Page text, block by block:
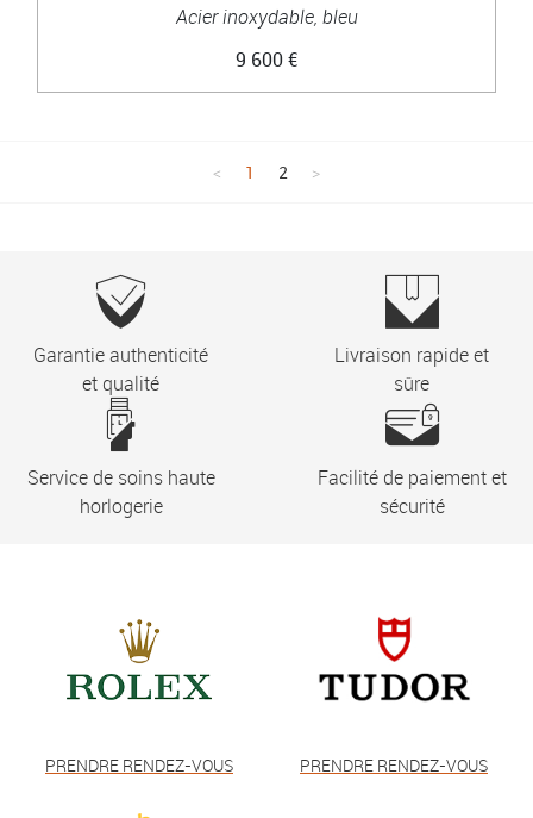
Acier inoxydable, bleu
9 600 €
1 2
Garantie authenticité
et qualité
Livraison rapide et
sûre
Service de soins haute
horlogerie
Facilité de paiement et
sécurité
PRENDRE RENDEZ-VOUS PRENDRE RENDEZ-VOUS